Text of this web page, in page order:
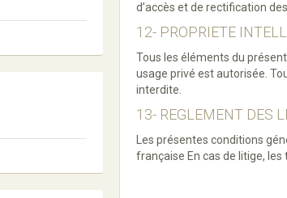
d’accès et de rectification
12- PROPRIETE
Tous les éléments du
usage privé est autorisée.
interdite.
13- REGLEMENT DES
Les présentes conditions
française En cas de litige,